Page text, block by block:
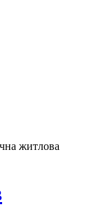
житлова